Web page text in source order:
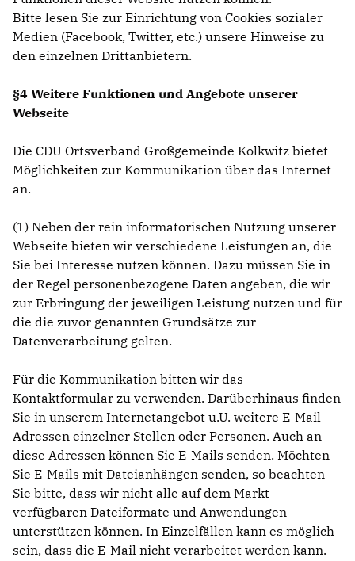
Bitte lesen Sie zur Einrichtung von Cookies sozialer
Medien (Facebook, Twitter, etc.) unsere Hinweise zu
den einzelnen Drittanbietern.
§4 Weitere Funktionen und Angebote unserer
Webseite
Die CDU Ortsverband Großgemeinde Kolkwitz bietet
Möglichkeiten zur Kommunikation über das Internet
an.
(1) Neben der rein informatorischen Nutzung unserer
Webseite bieten wir verschiedene Leistungen an, die
Sie bei Interesse nutzen können. Dazu müssen Sie in
der Regel personenbezogene Daten angeben, die wir
zur Erbringung der jeweiligen Leistung nutzen und für
die die zuvor genannten Grundsätze zur
Datenverarbeitung gelten.
Für die Kommunikation bitten wir das
Kontaktformular zu verwenden. Darüberhinaus finden
Sie in unserem Internetangebot u.U. weitere E-Mail-
Adressen einzelner Stellen oder Personen. Auch an
diese Adressen können Sie E-Mails senden. Möchten
Sie E-Mails mit Dateianhängen senden, so beachten
Sie bitte, dass wir nicht alle auf dem Markt
verfügbaren Dateiformate und Anwendungen
unterstützen können. In Einzelfällen kann es möglich
sein, dass die E-Mail nicht verarbeitet werden kann.